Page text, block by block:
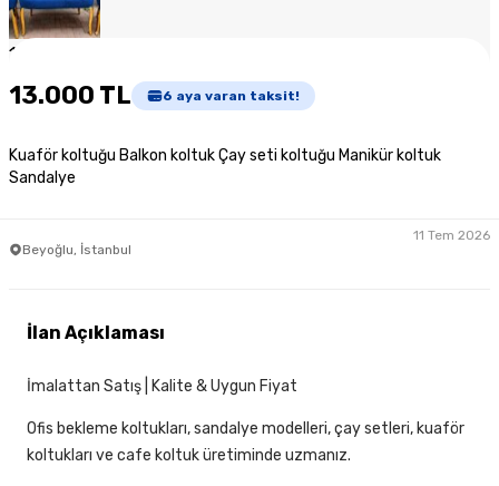
1
13.000 TL 6 aya varan taksit!
Kuaför koltuğu Balkon koltuk Çay seti koltuğu Manikür koltuk
Sandalye
Beyoğlu, İstanbul
11 Tem 2026
İlan Açıklaması
İmalattan Satış | Kalite & Uygun Fiyat
Ofis bekleme koltukları, sandalye modelleri, çay setleri, kuaför
koltukları ve cafe koltuk üretiminde uzmanız.